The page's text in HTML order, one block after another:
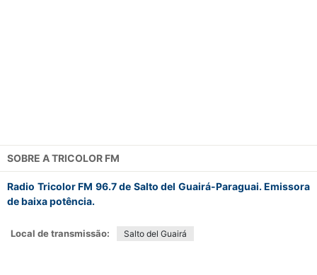
SOBRE ATRICOLOR FM
Radio Tricolor FM 96.7 de Salto del Guairá-Paraguai. Emissora
de baixa potência.
Local de transmissão: Salto del Guairá